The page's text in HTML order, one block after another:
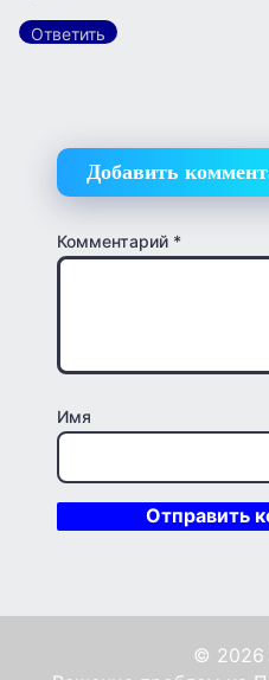
Ответить
Добавить
Комментарий *
Имя
© 2026